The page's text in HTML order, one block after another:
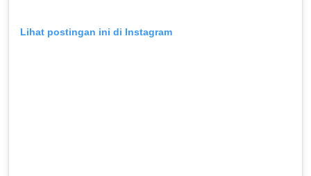
Lihat postingan ini di Instagram